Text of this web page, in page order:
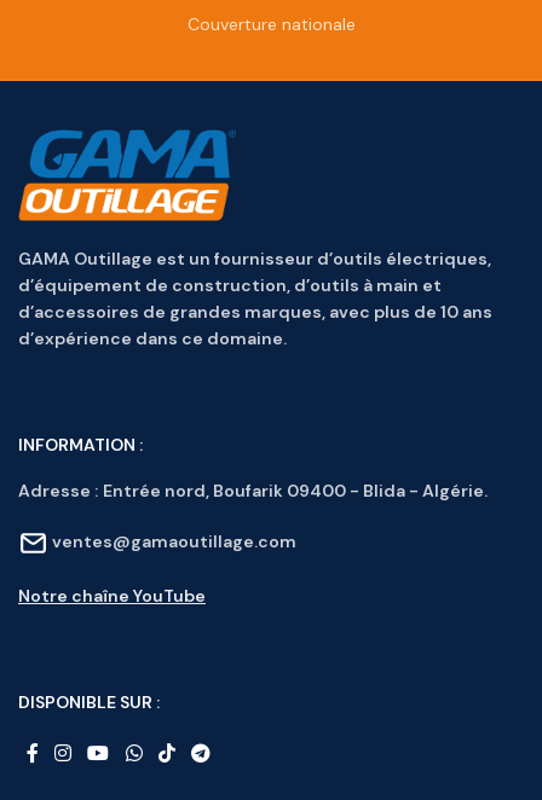
Couverture nationale
GAMA Outillage est un fournisseur d’outils électriques,
d’équipement de construction, d’outils à main et
d’accessoires de grandes marques, avec plus de 10 ans
d’expérience dans ce domaine.
INFORMATION :
Adresse : Entrée nord, Boufarik 09400 - Blida - Algérie.
ventes@gamaoutillage.com
Notre chaîne YouTube
DISPONIBLE SUR :